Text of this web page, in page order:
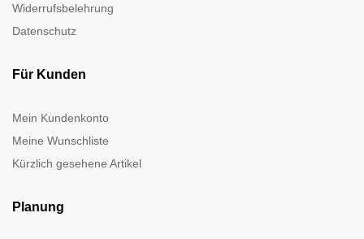
Widerrufsbelehrung
Datenschutz
Für Kunden
Mein Kundenkonto
Meine Wunschliste
Kürzlich gesehene Artikel
Planung